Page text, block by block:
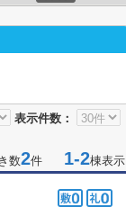
表示件数：
数2件 1-2棟表示